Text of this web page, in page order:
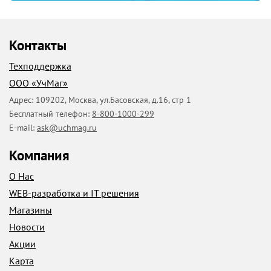
Проектирование индивидуального методического
Диагностика профессиональных компетенций
Диагностические карты профессиональных компетенций
инструктора по физической
культуре ДОО 12
Карта индивидуального методического маршрута
инструктора по физической
культуре ДОО 67
Годовой отчет инструктора по физической культуре ДОО
реализации индивидуального
Контакты
Техподдержка
ООО «УчМаг»
Адрес: 109202, Москва,ул.Басовская, д.16, стр 1
Бесплатный телефон: 8-800-1000-299
E-mail: ask@uchmag.ru
Компания
О Нас
WEB-разработка и IT решения
Магазины
Новости
Акции
Карта